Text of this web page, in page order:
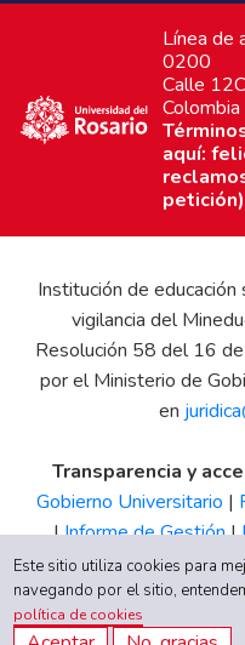
Línea de
0200
Calle
Colombia
aquí:
petición)
Institución de
vigilancia del
Resolución 58 del 16
por el Ministerio de
en
Transparencia y
Gobierno Universitario |
|Informe de Gestión|
Tributario|Estados
de
Este sitio utiliza cookies para
navegando por el sitio,
política de cookies